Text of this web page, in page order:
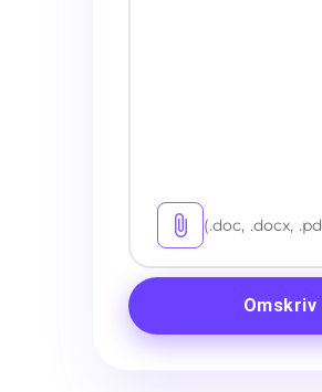
(.doc, .docx,
Omskriv